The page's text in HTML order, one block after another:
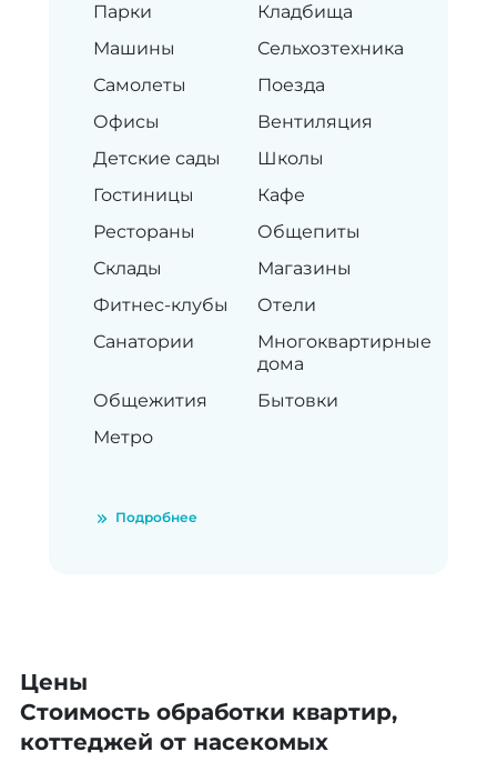
Парки
Кладбища
Машины
Сельхозтехника
Самолеты
Поезда
Офисы
Вентиляция
Детские сады
Школы
Гостиницы
Кафе
Рестораны
Общепиты
Склады
Магазины
Фитнес-клубы
Отели
Санатории
Многоквартирные
дома
Общежития
Бытовки
Метро
Подробнее
Цены
Стоимость обработки квартир,
коттеджей от насекомых